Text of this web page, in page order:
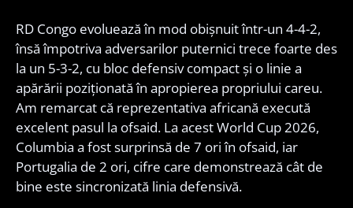
RD Congo evoluează în mod obișnuit într-un 4-4-2,
însă împotriva adversarilor puternici trece foarte des
la un 5-3-2, cu bloc defensiv compact și o linie a
apărării poziționată în apropierea propriului careu.
Am remarcat că reprezentativa africană execută
excelent pasul la ofsaid. La acest World Cup 2026,
Columbia a fost surprinsă de 7 ori în ofsaid, iar
Portugalia de 2 ori, cifre care demonstrează cât de
bine este sincronizată linia defensivă.